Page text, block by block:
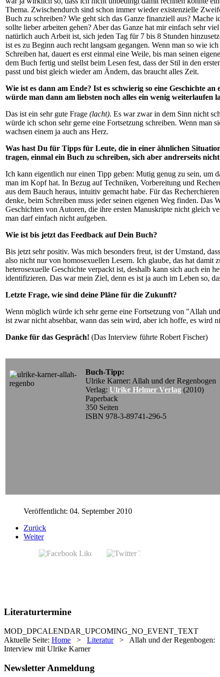
Thema. Zwischendurch sind schon immer wieder existenzielle
Buch zu schreiben? Wie geht sich das Ganze finanziell aus? Mache
sollte lieber arbeiten gehen? Aber das Ganze hat mir einfach sehr
natürlich auch Arbeit ist, sich jeden Tag für 7 bis 8 Stunden
ist es zu Beginn auch recht langsam gegangen. Wenn man so wie
Schreiben hat, dauert es erst einmal eine Weile, bis man seinen
dem Buch fertig und stellst beim Lesen fest, dass der Stil in den
passt und bist gleich wieder am Ändern, das braucht alles Zeit.
Wie ist es dann am Ende? Ist es schwierig so eine Geschichte
würde man dann am liebsten noch alles ein wenig weiterlaufen
Das ist ein sehr gute Frage (lacht). Es war zwar in dem Sinn nicht
würde ich schon sehr gerne eine Fortsetzung schreiben. Wenn
wachsen einem ja auch ans Herz.
Was hast Du für Tipps für Leute, die in einer ähnlichen
tragen, einmal ein Buch zu schreiben, sich aber andrerseits
Ich kann eigentlich nur einen Tipp geben: Mutig genug zu sein, um
man im Kopf hat. In Bezug auf Techniken, Vorbereitung und
aus dem Bauch heraus, intuitiv gemacht habe. Für das
denke, beim Schreiben muss jeder seinen eigenen Weg finden.
Geschichten von Autoren, die ihre ersten Manuskripte nicht gleich
man darf einfach nicht aufgeben.
Wie ist bis jetzt das Feedback auf Dein Buch?
Bis jetzt sehr positiv. Was mich besonders freut, ist der Umstand,
also nicht nur von homosexuellen Lesern. Ich glaube, das hat
heterosexuelle Geschichte verpackt ist, deshalb kann sich auch ein
identifizieren. Das war mein Ziel, denn es ist ja auch im Leben so,
Letzte Frage, wie sind deine Pläne für die Zukunft?
Wenn möglich würde ich sehr gerne eine Fortsetzung von "Allah
ist zwar nicht absehbar, wann das sein wird, aber ich hoffe, es wird
Danke für das Gespräch! (Das Interview führte Robert Fischer)
Buch-Tipp:
Ulrike Karner: Allah und der Regenbogen
Verlag: Ulrike Helmer Verlag (2010)
Paperback
350 Seiten
ISBN 978-3-89741-296-5
Veröffentlicht: 04. September 2010
Zurück
Weiter
Literaturtermine
MOD_DPCALENDAR_UPCOMING_NO_EVENT_TEXT
Aktuelle Seite: Home > Literatur > Allah und der Regenbogen:
Interview mit Ulrike Karner
Newsletter Anmeldung